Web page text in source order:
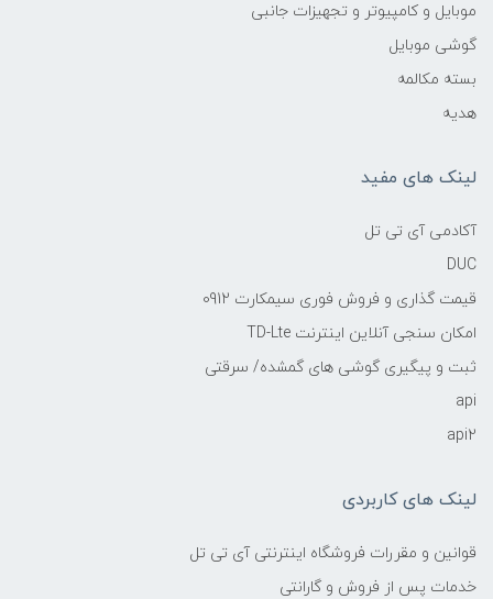
موبایل و کامپیوتر و تجهیزات جانبی
گوشی موبایل
بسته مکالمه
هدیه
لینک های مفید
آکادمی آی تی تل
DUC
قیمت گذاری و فروش فوری سیمکارت 0912
امکان سنجی آنلاین اینترنت TD-Lte
ثبت و پیگیری گوشی های گمشده/ سرقتی
api
api2
لینک های کاربردی
قوانین و مقررات فروشگاه اینترنتی آی تی تل
خدمات پس از فروش و گارانتی